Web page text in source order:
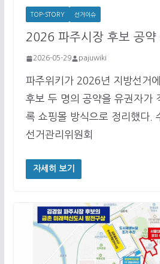
TOP-STORY 선거이슈
2026 파주시장 후보 공약
2026-05-29 pajuwiki
파주위키가 2026년 지방선거
후보 두 명의 공약을 유권자가
록 쇼핑몰 방식으로 정리했다.
선거관리위원회
자세히 보기